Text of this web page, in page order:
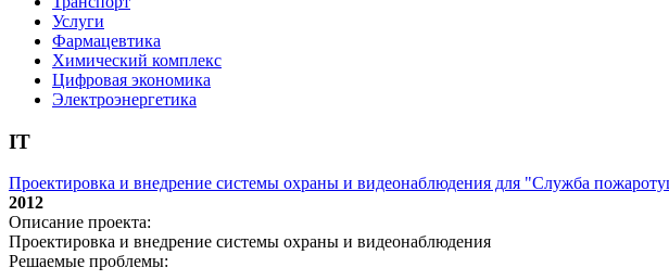
Услуги
Фармацевтика
Химический комплекс
Цифровая экономика
Электроэнергетика
IT
Проектировка и внедрение системы охраны и видеонаблюдения для "Служба
2012
Описание проекта:
Проектировка и внедрение системы охраны и видеонаблюдения
Решаемые проблемы: